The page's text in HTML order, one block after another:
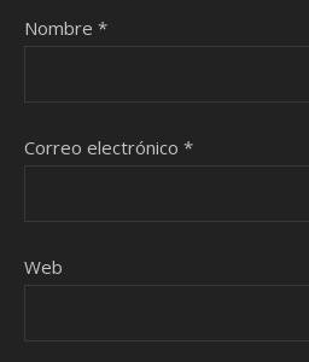
Nombre *
Correo electrónico *
Web